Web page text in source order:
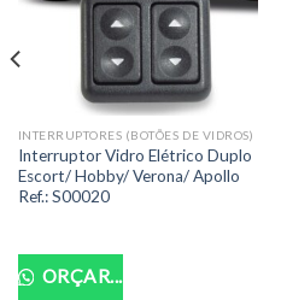
INTERRUPTORES (BOTÕES DE VIDROS)
Interruptor Vidro Elétrico Duplo
Escort/ Hobby/ Verona/ Apollo
Ref.: S00020
ORÇAR...